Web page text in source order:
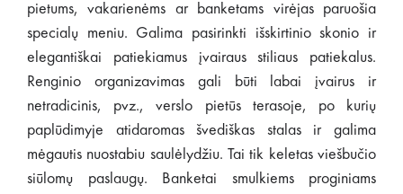
pietums, vakarienėms ar banketams virėjas paruošia
specialų meniu. Galima pasirinkti išskirtinio skonio ir
elegantiškai patiekiamus įvairaus stiliaus patiekalus.
Renginio organizavimas gali būti labai įvairus ir
netradicinis, pvz., verslo pietūs terasoje, po kurių
paplūdimyje atidaromas švediškas stalas ir galima
mėgautis nuostabiu saulėlydžiu. Tai tik keletas viešbučio
siūlomų paslaugų. Banketai smulkiems proginiams